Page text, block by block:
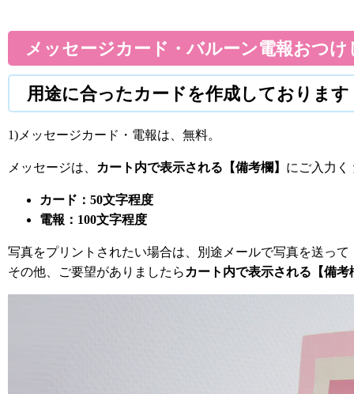
メッセージカード・バルーン電報おつけ
用途に合ったカードを作成しております
1)メッセージカード・電報は、無料。
メッセージは、 カート内で表示される【備考欄】 にご入力く
カード：50文字程度
電報：100文字程度
写真をプリントされたい場合は、別途メールで写真を送って
その他、ご要望がありましたら カート内で表示される【備考